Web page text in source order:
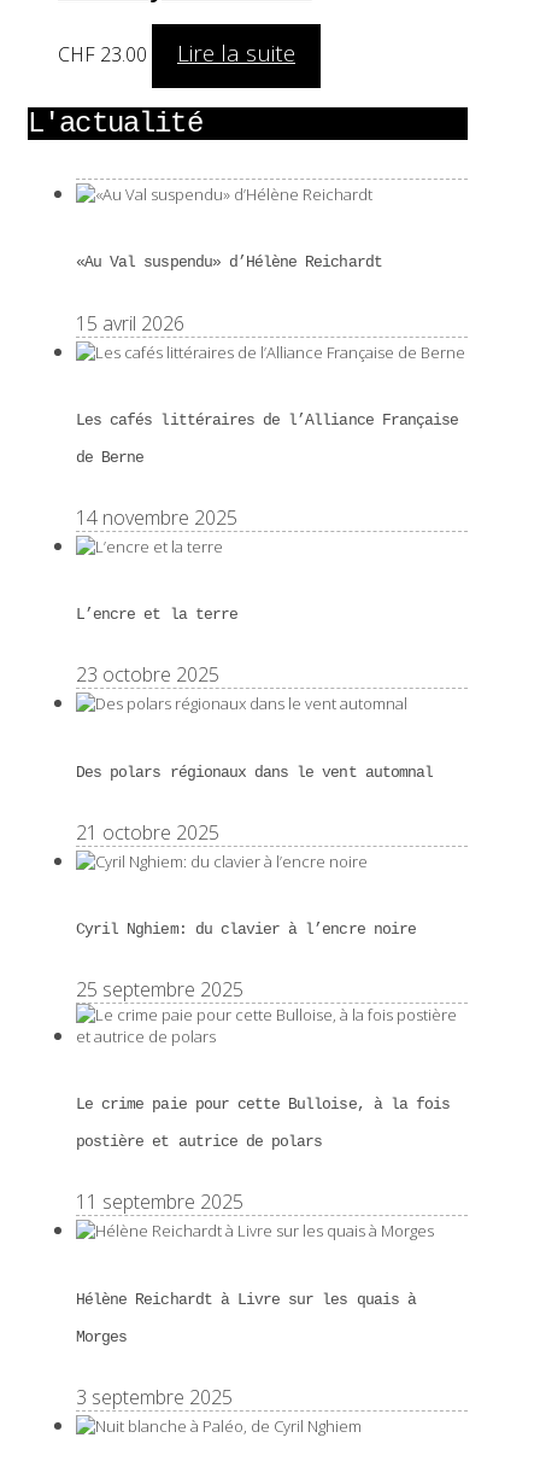
CHF 23.00 Lire la suite
L'actualité
«Au Val suspendu» d’Hélène Reichardt
15 avril 2026
Les cafés littéraires de l’Alliance Française
de Berne
14 novembre 2025
L’encre et la terre
23 octobre 2025
Des polars régionaux dans le vent automnal
21 octobre 2025
Cyril Nghiem: du clavier à l’encre noire
25 septembre 2025
Le crime paie pour cette Bulloise, à la fois
postière et autrice de polars
11 septembre 2025
Hélène Reichardt à Livre sur les quais à
Morges
3 septembre 2025